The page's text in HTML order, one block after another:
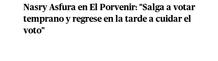
Nasry Asfura en El Porvenir: "Salga a votar
temprano y regrese en la tarde a cuidar el
voto"